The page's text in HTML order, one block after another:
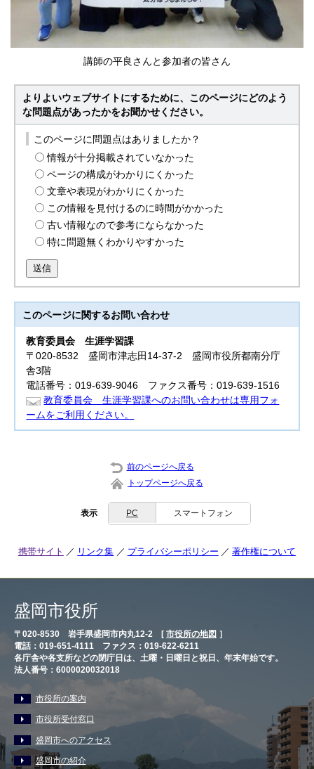
講師の平良さんと参加者の皆さん
よりよいウェブサイトにするために、このページにどのよう
な問題点があったかをお聞かせください。
このページに問題点はありましたか？
情報が十分掲載されていなかった
ページの構成がわかりにくかった
文章や表現がわかりにくかった
この情報を見付けるのに時間がかかった
古い情報なので参考にならなかった
特に問題無くわかりやすかった
送信
このページに関するお問い合わせ
教育委員会生涯学習課
〒020-8532 盛岡市津志田14-37-2 盛岡市役所都南分庁
舎3階
電話番号：019-639-9046 ファクス番号：019-639-1516
教育委員会 生涯学習課へのお問い合わせは専用フォ
ームをご利用ください。
前のページへ戻る
トップページへ戻る
表示 PC スマートフォン
携帯サイト リンク集 プライバシーポリシー 著作権について
盛岡市役所
〒020-8530 岩手県盛岡市内丸12-2 [ 市役所の地図 ］
電話：019-651-4111 ファクス：019-622-6211
各庁舎や各支所などの閉庁日は、土曜・日曜日と祝日、年末年始です。
法人番号：6000020032018
市役所の案内
市役所受付窓口
盛岡市へのアクセス
盛岡市の紹介